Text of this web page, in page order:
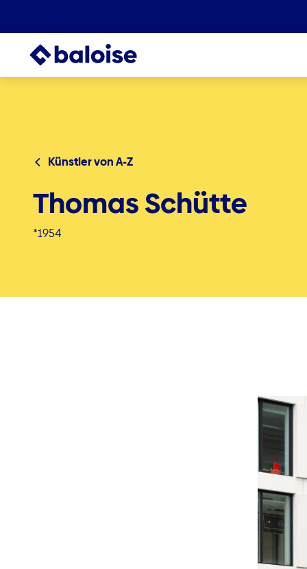
Künstler von A-Z
Thomas Schütte
*1954